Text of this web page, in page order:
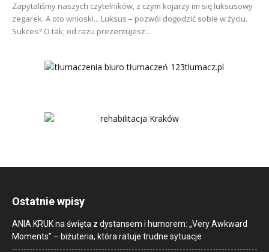
Zapytaliśmy naszych czytelników, z czym kojarzy im się luksusowy
zegarek. A oto wnioski... Luksus – pozwól dogodzić sobie w życiu.
Sukces? O tak, od razu prezentujesz...
Ostatnie wpisy
ANIA KRUK na święta z dystansem i humorem: „Very Awkward
Moments” – biżuteria, która ratuje trudne sytuacje